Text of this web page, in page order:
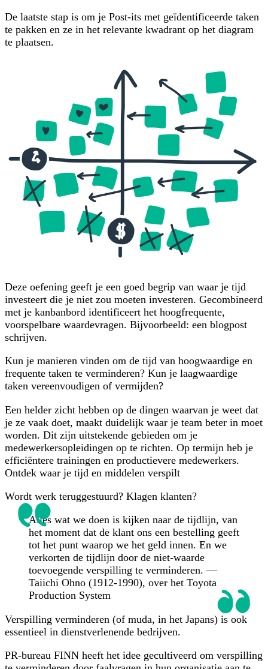
De laatste stap is om je Post-its met geïdentificeerde taken
te pakken en ze in het relevante kwadrant op het diagram
te plaatsen.
Deze oefening geeft je een goed begrip van waar je tijd
investeert die je niet zou moeten investeren. Gecombineerd
met je kanbanbord identificeert het hoogfrequente,
voorspelbare waardevragen. Bijvoorbeeld: een blogpost
schrijven.
Kun je manieren vinden om de tijd van hoogwaardige en
frequente taken te verminderen? Kun je laagwaardige
taken vereenvoudigen of vermijden?
Een helder zicht hebben op de dingen waarvan je weet dat
je ze vaak doet, maakt duidelijk waar je team beter in moet
worden. Dit zijn uitstekende gebieden om je
medewerkersopleidingen op te richten. Op termijn heb je
efficiëntere trainingen en productievere medewerkers.
Ontdek waar je tijd en middelen verspilt
Wordt werk teruggestuurd? Klagen klanten?
Alles wat we doen is kijken naar de tijdlijn, van
het moment dat de klant ons een bestelling geeft
tot het punt waarop we het geld innen. En we
verkorten de tijdlijn door de niet-waarde
toevoegende verspilling te verminderen. —
Taiichi Ohno (1912-1990), over het Toyota
Production System
Verspilling verminderen (of muda, in het Japans) is ook
essentieel in dienstverlenende bedrijven.
PR-bureau FINN heeft het idee gecultiveerd om verspilling